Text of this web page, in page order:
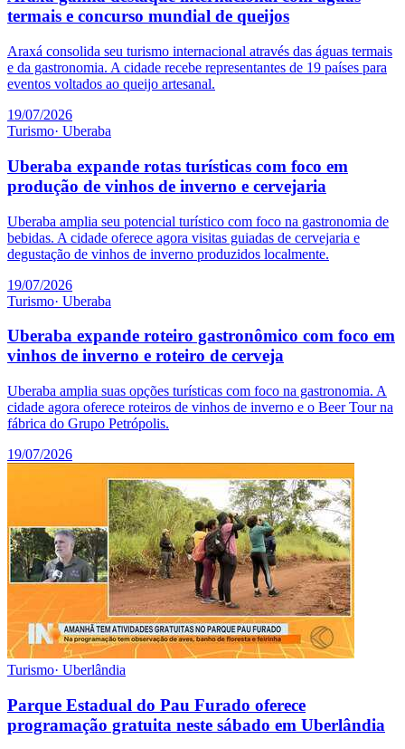
termais e concurso mundial de queijos
Araxá consolida seu turismo internacional através das águas termais
e da gastronomia. A cidade recebe representantes de 19 países para
eventos voltados ao queijo artesanal.
19/07/2026
Turismo· Uberaba
Uberaba expande rotas turísticas com foco em
produção de vinhos de inverno e cervejaria
Uberaba amplia seu potencial turístico com foco na gastronomia de
bebidas. A cidade oferece agora visitas guiadas de cervejaria e
degustação de vinhos de inverno produzidos localmente.
19/07/2026
Turismo· Uberaba
Uberaba expande roteiro gastronômico com foco em
vinhos de inverno e roteiro de cerveja
Uberaba amplia suas opções turísticas com foco na gastronomia. A
cidade agora oferece roteiros de vinhos de inverno e o Beer Tour na
fábrica do Grupo Petrópolis.
19/07/2026
Turismo· Uberlândia
Parque Estadual do Pau Furado oferece
programação gratuita neste sábado em Uberlândia